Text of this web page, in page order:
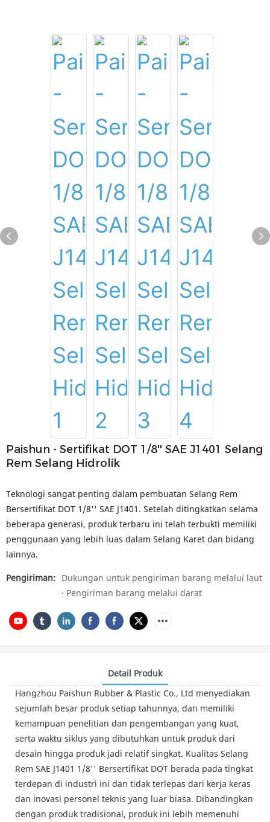
Paishun - Sertifikat DOT 1/8'' SAE J1401 Selang
Rem Selang Hidrolik
Teknologi sangat penting dalam pembuatan Selang Rem
Bersertifikat DOT 1/8'' SAE J1401. Setelah ditingkatkan selama
beberapa generasi, produk terbaru ini telah terbukti memiliki
penggunaan yang lebih luas dalam Selang Karet dan bidang
lainnya.
Pengiriman: Dukungan untuk pengiriman barang melalui laut
· Pengiriman barang melalui darat
Detail Produk
Hangzhou Paishun Rubber & Plastic Co., Ltd menyediakan
sejumlah besar produk setiap tahunnya, dan memiliki
kemampuan penelitian dan pengembangan yang kuat,
serta waktu siklus yang dibutuhkan untuk produk dari
desain hingga produk jadi relatif singkat. Kualitas Selang
Rem SAE J1401 1/8'' Bersertifikat DOT berada pada tingkat
terdepan di industri ini dan tidak terlepas dari kerja keras
dan inovasi personel teknis yang luar biasa. Dibandingkan
dengan produk tradisional, produk ini lebih memenuhi